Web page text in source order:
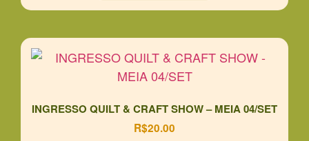
INGRESSO QUILT & CRAFT SHOW – MEIA 04/SET
R$20.00